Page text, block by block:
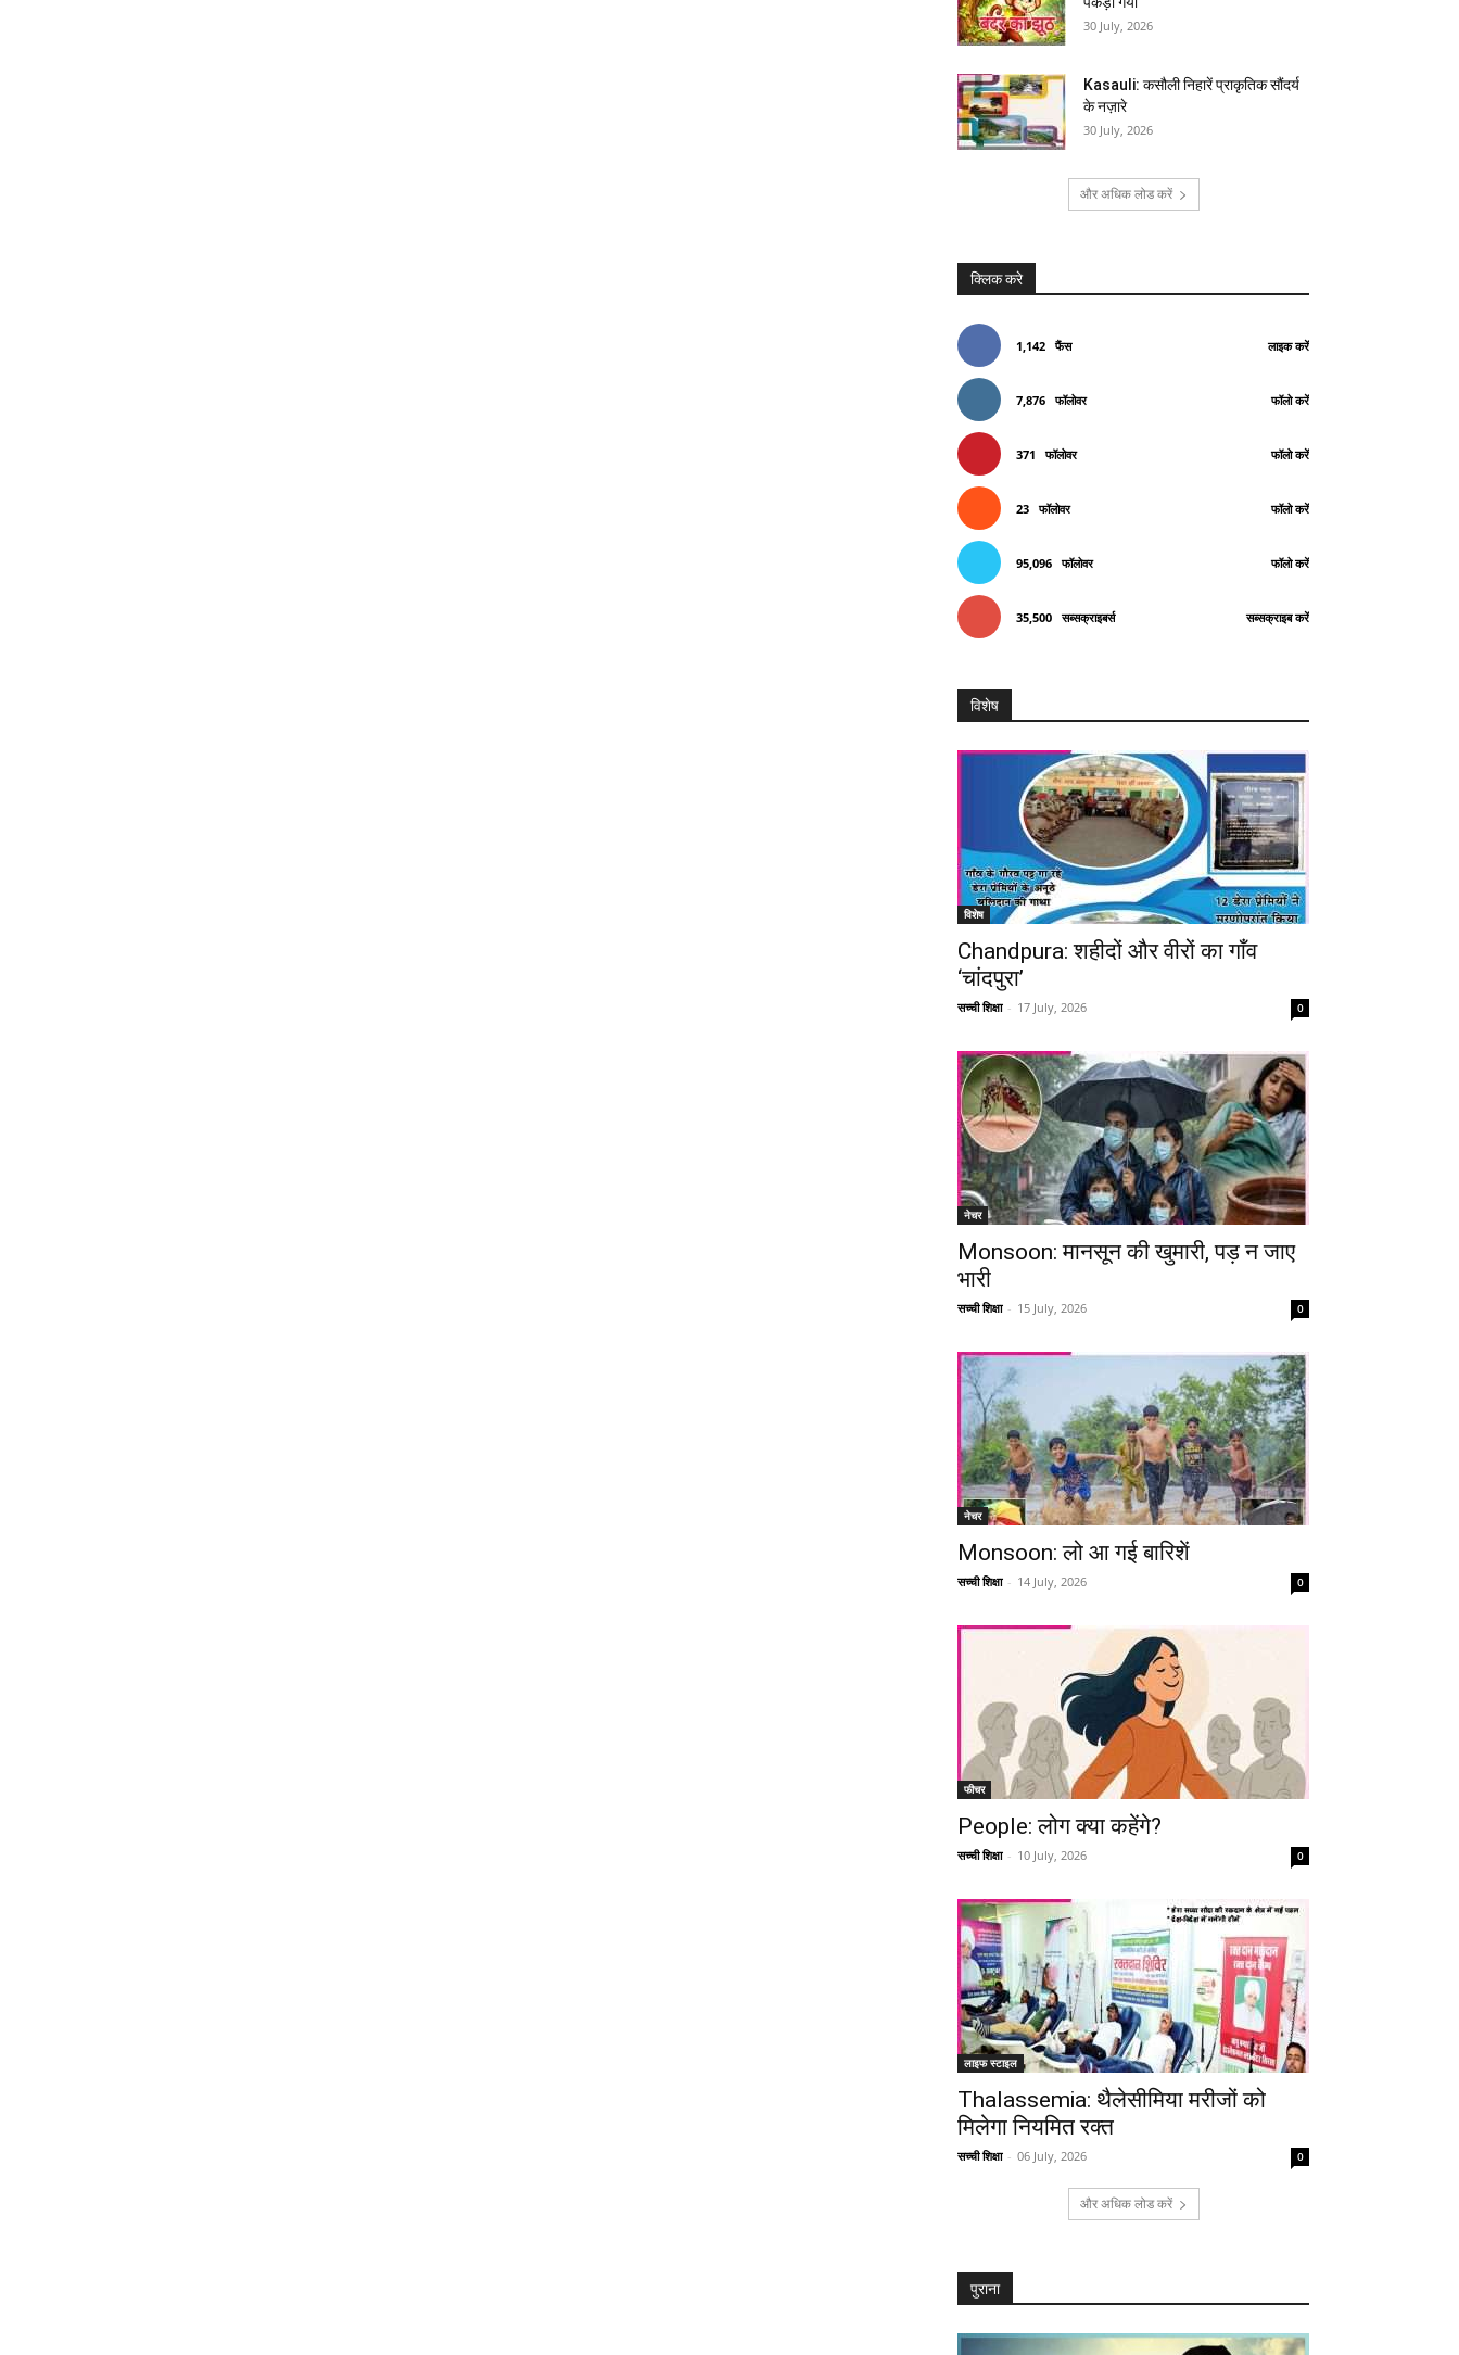
30 July, 2026
Kasauli: कसौली निहारें प्राकृतिक सौंदर्य
के नज़ारे
30 July, 2026
और अधिक लोड करें
क्लिक करे
1,142 फैंस लाइक करें
7,876 फॉलोवर फॉलो करें
371 फॉलोवर फॉलो करें
23 फॉलोवर फॉलो करें
95,096 फॉलोवर फॉलो करें
35,500 सब्सक्राइबर्स सब्सक्राइब करें
विशेष
विशेष
Chandpura: शहीदों और वीरों का गाँव
‘चांदपुरा’
सच्ची शिक्षा - 17 July, 2026 0
नेचर
Monsoon: मानसून की खुमारी, पड़ न जाए
भारी
सच्ची शिक्षा - 15 July, 2026 0
नेचर
Monsoon: लो आ गई बारिशें
सच्ची शिक्षा - 14 July, 2026 0
फीचर
People: लोग क्या कहेंगे?
सच्ची शिक्षा - 10 July, 2026 0
लाइफ स्टाइल
Thalassemia: थैलेसीमिया मरीजों को
मिलेगा नियमित रक्त
सच्ची शिक्षा - 06 July, 2026 0
और अधिक लोड करें
पुराना